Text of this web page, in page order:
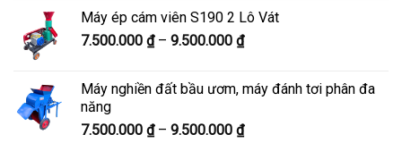
8.300.000 ₫
Máy ép cám viên S190 2 Lô Vát
7.500.000 ₫ – 9.500.000 ₫Khoảng
7.500.000 ₫
9.500.000 ₫
Máy nghiền đất bầu ươm, máy đánh tơi phân đa
năng
7.500.000 ₫ – 9.500.000 ₫Khoảng